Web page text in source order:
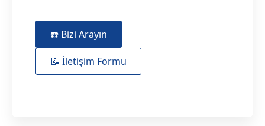
☎️ Bizi Arayın
📝 İletişim Formu